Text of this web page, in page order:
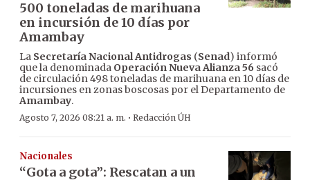
500 toneladas de marihuana
en incursión de 10 días por
Amambay
La Secretaría Nacional Antidrogas (Senad) informó
que la denominada Operación Nueva Alianza 56 sacó
de circulación 498 toneladas de marihuana en 10 días de
incursiones en zonas boscosas por el Departamento de
Amambay.
Agosto 7, 2026 08:21 a. m. · Redacción ÚH
Nacionales
“Gota a gota”: Rescatan a un